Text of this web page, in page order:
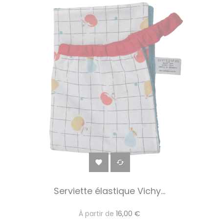
 
Serviette élastique Vichy...
À partir de 16,00 €